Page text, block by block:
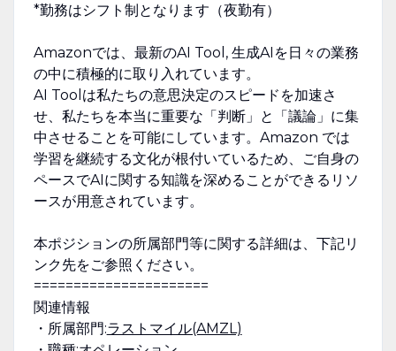
*勤務はシフト制となります（夜勤有）
Amazonでは、最新のAI Tool, 生成AIを日々の業務
の中に積極的に取り入れています。
AI Toolは私たちの意思決定のスピードを加速さ
せ、私たちを本当に重要な「判断」と「議論」に集
中させることを可能にしています。Amazon では
学習を継続する文化が根付いているため、ご自身の
ペースでAIに関する知識を深めることができるリソ
ースが用意されています。
本ポジションの所属部門等に関する詳細は、下記リ
ンク先をご参照ください。
======================
関連情報
・所属部門:ラストマイル(AMZL)